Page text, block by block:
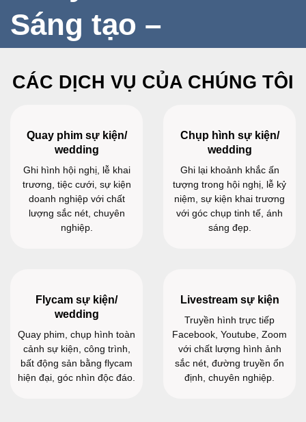
ngay để được tư vấn miễn
phí!
📞GỌI NGAY
Sáng tạo –
Chuẩn chất
lượng.
👉Nơi hình ảnh
tạo nên thương
hiệu cho bạn.
CÁC DỊCH VỤ CỦA CHÚNG TÔI
Quay phim sự kiện/
wedding
Ghi hình hội nghị, lễ khai
trương, tiệc cưới, sự kiện
doanh nghiệp với chất
lượng sắc nét, chuyên
nghiệp.
Chụp hình sự kiện/
wedding
Ghi lại khoảnh khắc ấn
tượng trong hội nghị, lễ kỷ
niệm, sự kiện khai trương
với góc chụp tinh tế, ánh
sáng đẹp.
Flycam sự kiện/
wedding
Quay phim, chụp hình toàn
cảnh sự kiện, công trình,
bất động sản bằng flycam
hiện đại, góc nhìn độc đáo.
Livestream sự kiện
Truyền hình trực tiếp
Facebook, Youtube, Zoom
với chất lượng hình ảnh
sắc nét, đường truyền ổn
định, chuyên nghiệp.